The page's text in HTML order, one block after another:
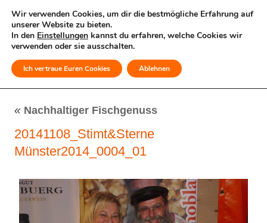
MENÜ
« Nachhaltiger Fischgenuss
20141108_Stimt&Sterne
Münster2014_0004_01
Wir verwenden Cookies, um dir die bestmögliche Erfahrung auf
unserer Website zu bieten.
In den Einstellungen kannst du erfahren, welche Cookies wir
verwenden oder sie ausschalten.
Ich vertraue Euren Cookies Ablehnen